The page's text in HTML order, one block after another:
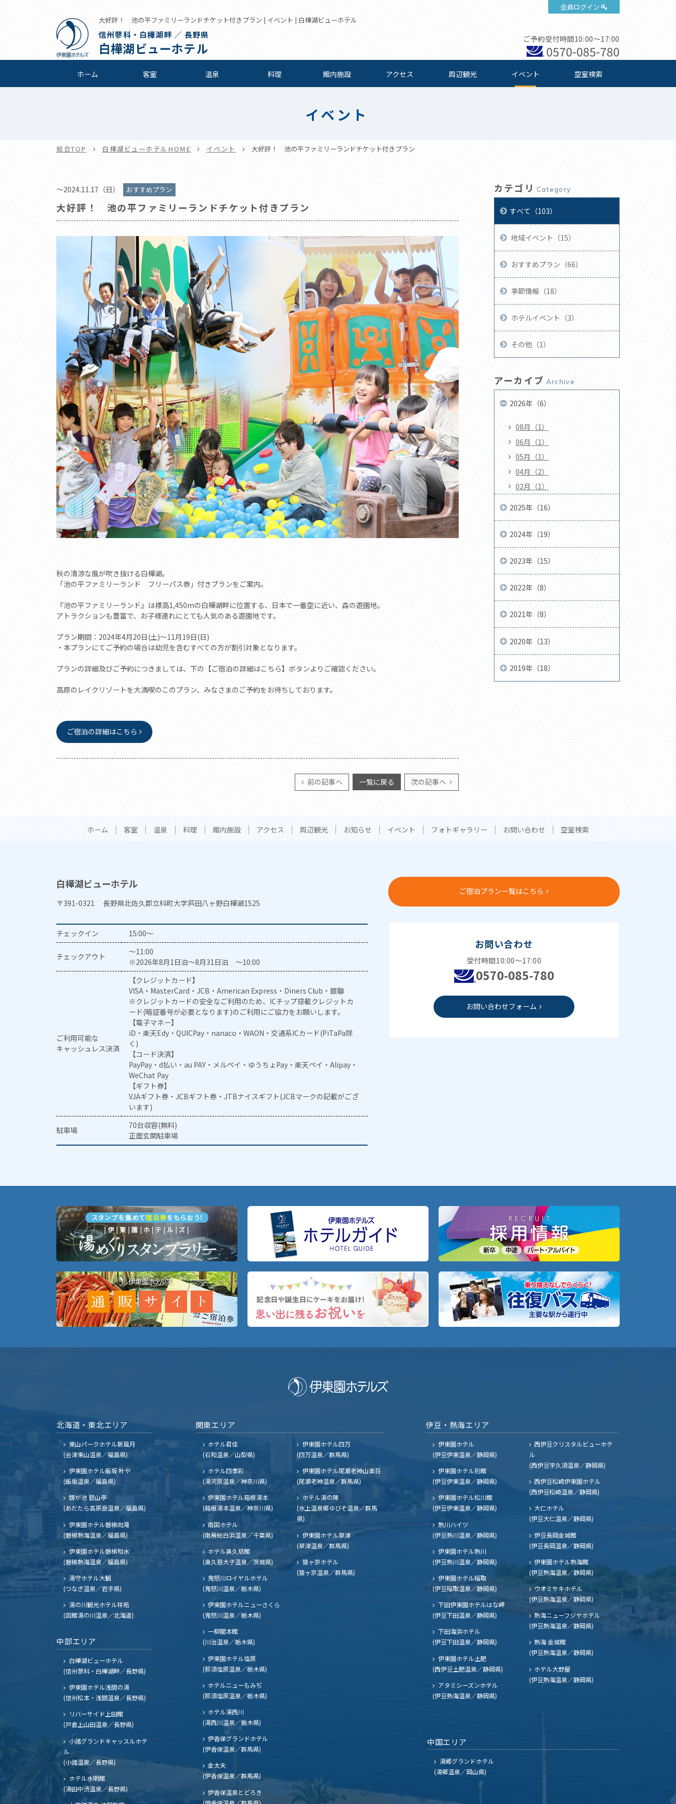
会員ログイン
大好評！ 池の平ファミリーランドチケット付きプラン | イベント | 白樺湖ビューホテル
信州蓼科・白樺湖畔 ／ 長野県
白樺湖ビューホテル
ご予約受付時間10:00～17:00
0570-085-780
ホーム 客室 温泉 料理 館内施設 アクセス 周辺観光 イベント 空室検索
イベント
総合TOP 白樺湖ビューホテルHOME イベント 大好評！ 池の平ファミリーランドチケット付きプラン
～2024.11.17（日） おすすめプラン
大好評！ 池の平ファミリーランドチケット付きプラン
秋の清涼な風が吹き抜ける白樺湖。
「池の平ファミリーランド フリーパス券」付きプランをご案内。
『池の平ファミリーランド』は標高1,450mの白樺湖畔に位置する、日本で一番空に近い、森の遊園地。
アトラクションも豊富で、お子様連れにとても人気のある遊園地です。
プラン期間：2024年4月20日(土)～11月19日(日)
・本プランにてご予約の場合は幼児を含むすべての方が割引対象となります。
プランの詳細及びご予約につきましては、下の【ご宿泊の詳細はこちら】ボタンよりご確認ください。
高原のレイクリゾートを大満喫のこのプラン、みなさまのご予約をお待ちしております。
ご宿泊の詳細はこちら
前の記事へ 一覧に戻る 次の記事へ
カテゴリ Category
すべて（103）
地域イベント（15）
おすすめプラン（66）
季節情報（18）
ホテルイベント（3）
その他（1）
アーカイブ Archive
2026年（6）
08月（1）
06月（1）
05月（1）
04月（2）
02月（1）
2025年（16）
2024年（19）
2023年（15）
2022年（8）
2021年（8）
2020年（13）
2019年（18）
ホーム 客室 温泉 料理 館内施設 アクセス 周辺観光 お知らせ イベント フォトギャラリー お問い合わせ 空室検索
白樺湖ビューホテル
〒391-0321 長野県北佐久郡立科町大字芦田八ヶ野白樺湖1525
チェックイン 15:00～
チェックアウト
～11:00
※2026年8月1日泊～8月31日泊 ～10:00
ご利用可能な
キャッシュレス決済
【クレジットカード】
VISA・MasterCard・JCB・American Express・Diners Club・銀聯
※クレジットカードの安全なご利用のため、ICチップ搭載クレジットカ
ード(暗証番号が必要となります)のご利用にご協力をお願いします。
【電子マネー】
iD・楽天Edy・QUICPay・nanaco・WAON・交通系ICカード(PiTaPa除
く)
【コード決済】
PayPay・d払い・au PAY・メルペイ・ゆうちょPay・楽天ペイ・Alipay・
WeChat Pay
【ギフト券】
VJAギフト券・JCBギフト券・JTBナイスギフト(JCBマークの記載がござ
います)
駐車場
70台収容(無料)
正面玄関駐車場
ご宿泊プラン一覧はこちら
お問い合わせ
受付時間10:00～17:00
0570-085-780
お問い合わせフォーム
北海道・東北エリア
東山パークホテル新風月
(会津東山温泉／福島県)
伊東園ホテル飯坂 叶や
(飯坂温泉／福島県)
鏡が池 碧山亭
(あだたら高原岳温泉／福島県)
伊東園ホテル磐梯向滝
(磐梯熱海温泉／福島県)
伊東園ホテル磐梯和水
(磐梯熱海温泉／福島県)
湯守ホテル大観
(つなぎ温泉／岩手県)
湯の川観光ホテル祥苑
(函館湯の川温泉／北海道)
中部エリア
白樺湖ビューホテル
(信州蓼科・白樺湖畔／長野県)
伊東園ホテル浅間の湯
(信州松本・浅間温泉／長野県)
リバーサイド上田館
(戸倉上山田温泉／長野県)
小諸グランドキャッスルホテ
ル
(小諸温泉／長野県)
ホテル水明館
(湯田中渋温泉／長野県)
関東エリア
ホテル君佳
(石和温泉／山梨県)
ホテル四季彩
(湯河原温泉／神奈川県)
伊東園ホテル箱根湯本
(箱根湯本温泉／神奈川県)
南国ホテル
(南房総白浜温泉／千葉県)
ホテル奥久慈館
(奥久慈大子温泉／茨城県)
鬼怒川ロイヤルホテル
(鬼怒川温泉／栃木県)
伊東園ホテルニューさくら
(鬼怒川温泉／栃木県)
一柳閣本館
(川治温泉／栃木県)
伊東園ホテル塩原
(那須塩原温泉／栃木県)
ホテルニューもみぢ
(那須塩原温泉／栃木県)
ホテル湯西川
(湯西川温泉／栃木県)
伊香保グランドホテル
(伊香保温泉／群馬県)
金太夫
(伊香保温泉／群馬県)
伊香保温泉とどろき
伊東園ホテル四万
(四万温泉／群馬県)
伊東園ホテル尾瀬老神山楽荘
(尾瀬老神温泉／群馬県)
ホテル湯の陣
(水上温泉郷ゆびそ温泉／群馬
県)
伊東園ホテル草津
(草津温泉／群馬県)
猿ヶ京ホテル
(猿ヶ京温泉／群馬県)
伊豆・熱海エリア
伊東園ホテル
(伊豆伊東温泉／静岡県)
伊東園ホテル別館
(伊豆伊東温泉／静岡県)
伊東園ホテル松川館
(伊豆伊東温泉／静岡県)
熱川ハイツ
(伊豆熱川温泉／静岡県)
伊東園ホテル熱川
(伊豆熱川温泉／静岡県)
伊東園ホテル稲取
(伊豆稲取温泉／静岡県)
下田伊東園ホテルはな岬
(伊豆下田温泉／静岡県)
下田海浜ホテル
(伊豆下田温泉／静岡県)
伊東園ホテル土肥
(西伊豆土肥温泉／静岡県)
西伊豆クリスタルビューホテ
ル
(西伊豆宇久須温泉／静岡県)
西伊豆松崎伊東園ホテル
(西伊豆松崎温泉／静岡県)
大仁ホテル
(伊豆大仁温泉／静岡県)
伊豆長岡金城館
(伊豆長岡温泉／静岡県)
伊東園ホテル熱海館
(伊豆熱海温泉／静岡県)
ウオミサキホテル
(伊豆熱海温泉／静岡県)
熱海ニューフジヤホテル
(伊豆熱海温泉／静岡県)
熱海 金城館
(伊豆熱海温泉／静岡県)
ホテル大野屋
(伊豆熱海温泉／静岡県)
アタミシーズンホテル
(伊豆熱海温泉／静岡県)
中国エリア
湯郷グランドホテル
(湯郷温泉／岡山県)